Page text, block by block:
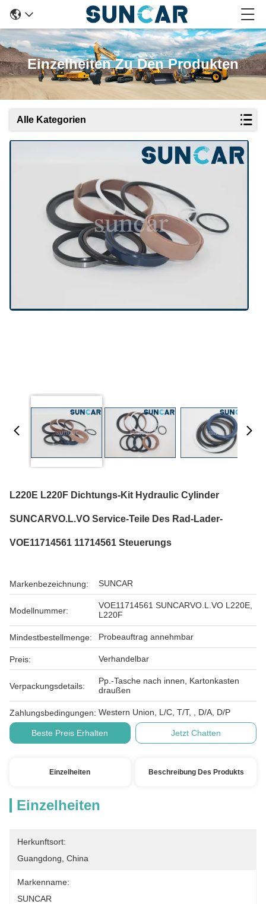
Einzelheiten Zu Den Produkten
Alle Kategorien
L220E L220F Dichtungs-Kit Hydraulic Cylinder
SUNCARVO.L.VO Service-Teile Des Rad-Lader-
VOE11714561 11714561 Steuerungs
Markenbezeichnung: SUNCAR
Modellnummer:
VOE11714561 SUNCARVO.L.VO L220E,
L220F
Mindestbestellmenge: Probeauftrag annehmbar
Preis: Verhandelbar
Verpackungsdetails:
Pp.-Tasche nach innen, Kartonkasten
draußen
Zahlungsbedingungen: Western Union, L/C, T/T, , D/A, D/P
Beste Preis Erhalten Jetzt Chatten
Einzelheiten Beschreibung Des Produkts
Einzelheiten
Herkunftsort:
Guangdong, China
Markenname:
SUNCAR